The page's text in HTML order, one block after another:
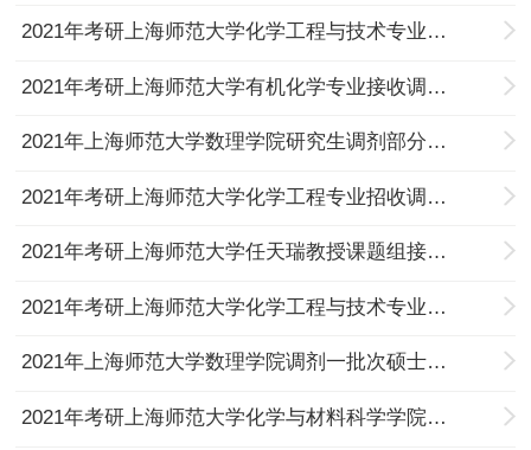
2021年考研上海师范大学化学工程与技术专业接收调剂的通知
2021年考研上海师范大学有机化学专业接收调剂的通知
2021年上海师范大学数理学院研究生调剂部分缺额
2021年考研上海师范大学化学工程专业招收调剂研究生的通知
2021年考研上海师范大学任天瑞教授课题组接受专硕调剂的通知
2021年考研上海师范大学化学工程与技术专业招收是调剂研究生的通知
2021年上海师范大学数理学院调剂一批次硕士研究生复试审核情况（更新中）
2021年考研上海师范大学化学与材料科学学院招收调剂的通知